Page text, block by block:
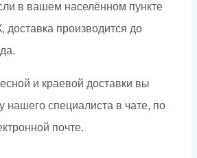
в вашем населённом пункте
доставка производится до
и краевой доставки вы
нашего специалиста в чате, по
почте.